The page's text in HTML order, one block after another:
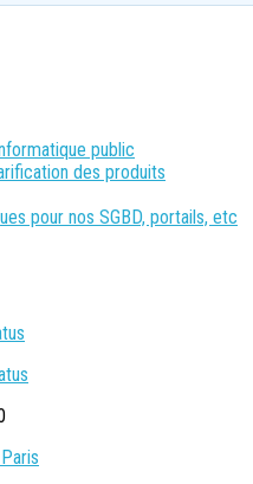
public
des produits
pour nos SGBD, portails, etc